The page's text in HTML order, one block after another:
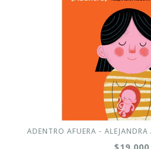
ADENTRO AFUERA -